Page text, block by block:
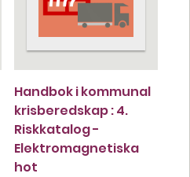
Handbok i kommunal
krisberedskap : 4.
Riskkatalog -
Elektromagnetiska
hot